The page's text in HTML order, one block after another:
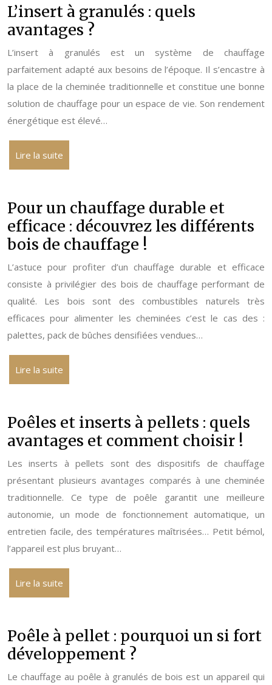
L’insert à granulés : quels
avantages ?
L’insert à granulés est un système de chauffage
parfaitement adapté aux besoins de l’époque. Il s’encastre à
la place de la cheminée traditionnelle et constitue une bonne
solution de chauffage pour un espace de vie. Son rendement
énergétique est élevé…
Lire la suite
Pour un chauffage durable et
efficace : découvrez les différents
bois de chauffage !
L’astuce pour profiter d’un chauffage durable et efficace
consiste à privilégier des bois de chauffage performant de
qualité. Les bois sont des combustibles naturels très
efficaces pour alimenter les cheminées c’est le cas des :
palettes, pack de bûches densifiées vendues…
Lire la suite
Poêles et inserts à pellets : quels
avantages et comment choisir !
Les inserts à pellets sont des dispositifs de chauffage
présentant plusieurs avantages comparés à une cheminée
traditionnelle. Ce type de poêle garantit une meilleure
autonomie, un mode de fonctionnement automatique, un
entretien facile, des températures maîtrisées… Petit bémol,
l’appareil est plus bruyant…
Lire la suite
Poêle à pellet : pourquoi un si fort
développement ?
Le chauffage au poêle à granulés de bois est un appareil qui